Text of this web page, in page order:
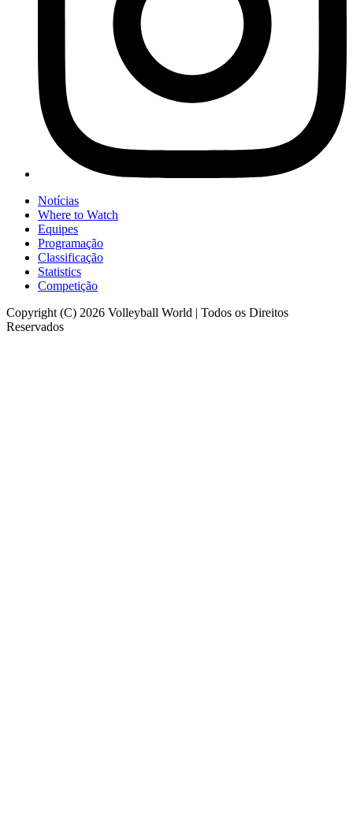
Notícias
Where to Watch
Equipes
Programação
Classificação
Statistics
Competição
Copyright (C) 2026 Volleyball World | Todos os Direitos
Reservados